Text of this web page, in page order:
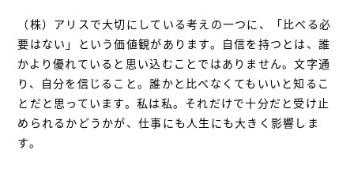
（株）アリスで大切にしている考えの一つに、「比べる必
要はない」という価値観があります。自信を持つとは、誰
かより優れていると思い込むことではありません。文字通
り、自分を信じること。誰かと比べなくてもいいと知るこ
とだと思っています。私は私。それだけで十分だと受け止
められるかどうかが、仕事にも人生にも大きく影響しま
す。